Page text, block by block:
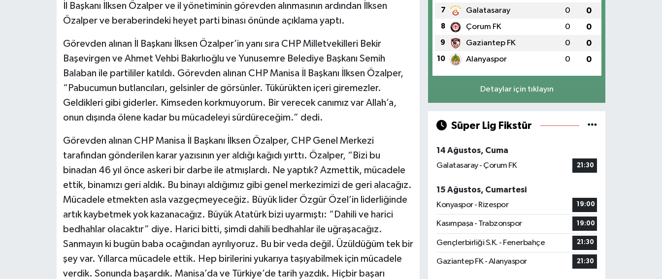
İl Başkanı İlksen Özalper ve il yönetiminin görevden alınmasının ardından İlksen
Özalper ve beraberindeki heyet parti binası önünde açıklama yaptı.
Görevden alınan İl Başkanı İlksen Özalper’in yanı sıra CHP Milletvekilleri Bekir
Başevirgen ve Ahmet Vehbi Bakırlıoğlu ve Yunusemre Belediye Başkanı Semih
Balaban ile partililer katıldı. Görevden alınan CHP Manisa İl Başkanı İlksen Özalper,
“Pabucumun butlancıları, gelsinler de görsünler. Tükürükten içeri giremezler.
Geldikleri gibi giderler. Kimseden korkmuyorum. Bir verecek canımız var Allah’a,
onun dışında ölene kadar bu mücadeleyi sürdüreceğim.” dedi.
Görevden alınan CHP Manisa İl Başkanı İlksen Özalper, CHP Genel Merkezi
tarafından gönderilen karar yazısının yer aldığı kağıdı yırttı. Özalper, “Bizi bu
binadan 46 yıl önce askeri bir darbe ile atmışlardı. Ne yaptık? Azmettik, mücadele
ettik, binamızı geri aldık. Bu binayı aldığımız gibi genel merkezimizi de geri alacağız.
Mücadele etmekten asla vazgeçmeyeceğiz. Büyük lider Özgür Özel’in liderliğinde
artık kaybetmek yok kazanacağız. Büyük Atatürk bizi uyarmıştı: “Dahili ve harici
bedhahlar olacaktır” diye. Harici bitti, şimdi dahili bedhahlar ile uğraşacağız.
Sanmayın ki bugün baba ocağından ayrılıyoruz. Bu bir veda değil. Üzüldüğüm tek bir
şey var. Yıllarca mücadele ettik. Hep birilerini yukarıya taşıyabilmek için mücadele
verdik. Sonunda başardık. Manisa’da ve Türkiye’de tarih yazdık. Hiçbir başarı
7 Galatasaray 0 0
8 Çorum FK 0 0
9 Gaziantep FK 0 0
10 Alanyaspor 0 0
Detaylar için tıklayın
Süper Lig Fikstür
14 Ağustos, Cuma
Galatasaray - Çorum FK
21:30
15 Ağustos, Cumartesi
Konyaspor - Rizespor
19:00
Kasımpaşa - Trabzonspor 19:00
Gençlerbirliği S.K. - Fenerbahçe 21:30
Gaziantep FK - Alanyaspor 21:30